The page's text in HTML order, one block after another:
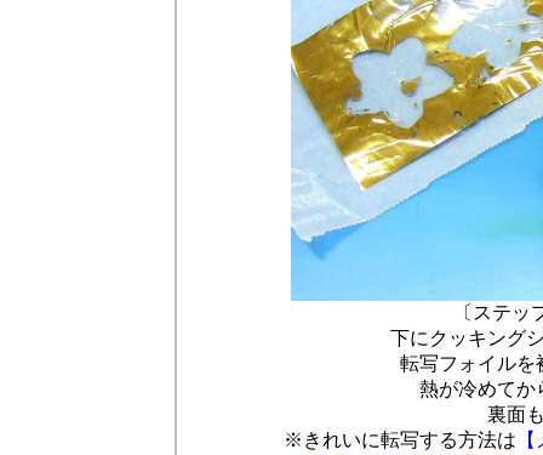
〔ステッ
下にクッキング
転写フォイルを
熱が冷めてか
裏面
※きれいに転写する方法は